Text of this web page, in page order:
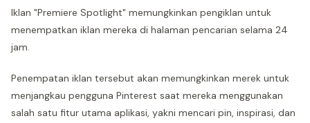
Iklan "Premiere Spotlight" memungkinkan pengiklan untuk
menempatkan iklan mereka di halaman pencarian selama 24
jam.
Penempatan iklan tersebut akan memungkinkan merek untuk
menjangkau pengguna Pinterest saat mereka menggunakan
salah satu fitur utama aplikasi, yakni mencari pin, inspirasi, dan